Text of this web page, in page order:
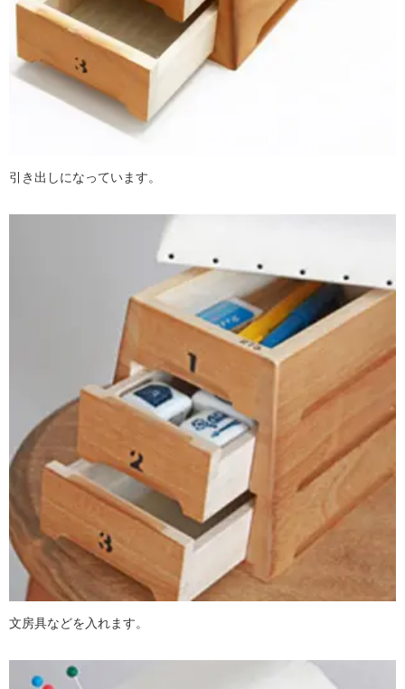
引き出しになっています。
文房具などを入れます。